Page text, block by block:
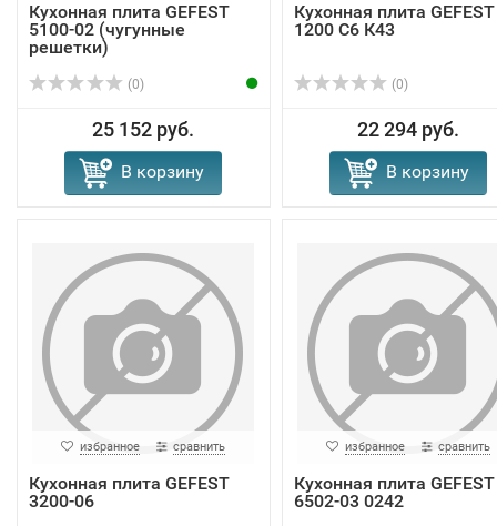
Кухонная плита GEFEST
5100-02 (чугунные
решетки)
(0)
25 152 руб.
В корзину
Кухонная плита GEFEST
1200 С6 К43
(0)
22 294 руб.
В корзину
избранное сравнить
Кухонная плита GEFEST
3200-06
избранное сравнить
Кухонная плита GEFEST
6502-03 0242